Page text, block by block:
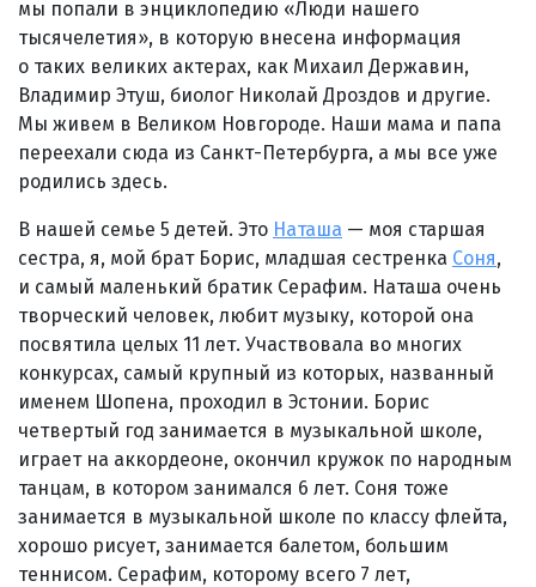
мы попали в энциклопедию «Люди нашего
тысячелетия», в которую внесена информация
о таких великих актерах, как Михаил Державин,
Владимир Этуш, биолог Николай Дроздов и другие.
Мы живем в Великом Новгороде. Наши мама и папа
переехали сюда из Санкт-Петербурга, а мы все уже
родились здесь.
В нашей семье 5 детей. Это Наташа — моя старшая
сестра, я, мой брат Борис, младшая сестренка Соня,
и самый маленький братик Серафим. Наташа очень
творческий человек, любит музыку, которой она
посвятила целых 11 лет. Участвовала во многих
конкурсах, самый крупный из которых, названный
именем Шопена, проходил в Эстонии. Борис
четвертый год занимается в музыкальной школе,
играет на аккордеоне, окончил кружок по народным
танцам, в котором занимался 6 лет. Соня тоже
занимается в музыкальной школе по классу флейта,
хорошо рисует, занимается балетом, большим
теннисом. Серафим, которому всего 7 лет,